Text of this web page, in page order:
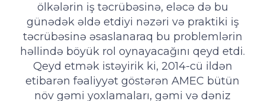
ölkələrin iş təcrübəsinə, eləcə də bu
günədək əldə etdiyi nəzəri və praktiki iş
təcrübəsinə əsaslanaraq bu problemlərin
həllində böyük rol oynayacağını qeyd etdi.
Qeyd etmək istəyirik ki, 2014-cü ildən
etibarən fəaliyyət göstərən AMEC bütün
növ gəmi yoxlamaları, gəmi və dəniz